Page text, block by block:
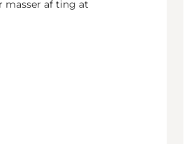
masser af ting at